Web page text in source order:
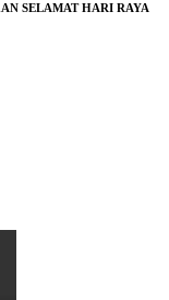
SELAMAT HARI RAYA